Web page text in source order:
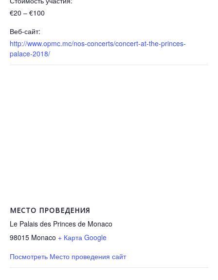
€20 – €100
Веб-сайт:
http://www.opmc.mc/nos-concerts/concert-at-the-princes-
palace-2018/
МЕСТО ПРОВЕДЕНИЯ
Le Palais des Princes de Monaco
98015 Monaco + Карта Google
Посмотреть Место проведения сайт